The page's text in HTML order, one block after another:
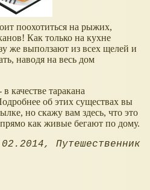
поохотиться на рыжих,
Как только на кухне
же выползают из всех щелей и
наводя на весь дом
качестве таракана
об этих существах вы
но скажу вам здесь, что это
как живые бегают по дому.
Путешественник